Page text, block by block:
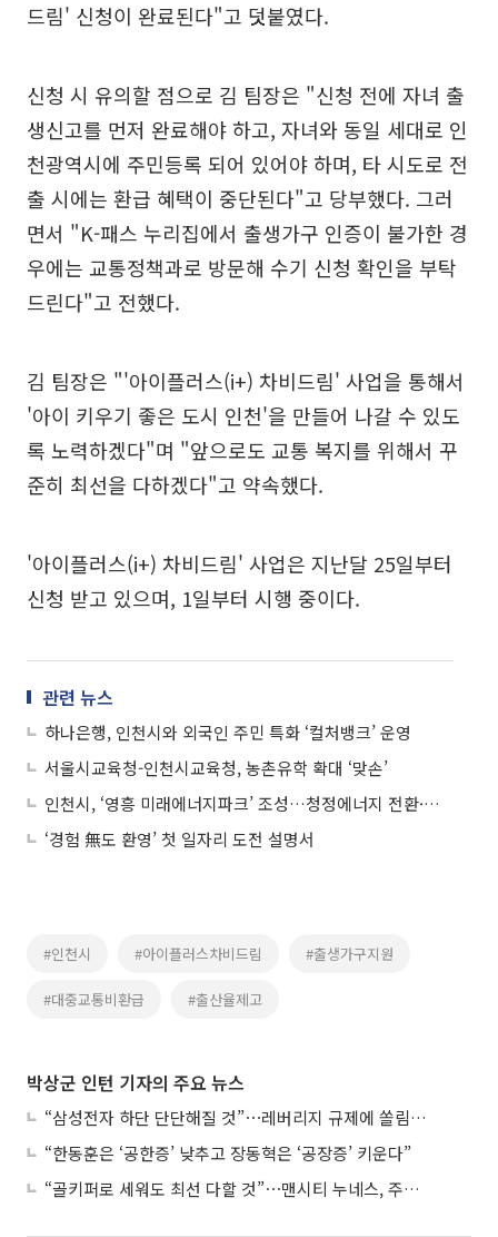
드림' 신청이 완료된다"고 덧붙였다.
신청 시 유의할 점으로 김 팀장은 "신청 전에 자녀 출
생신고를 먼저 완료해야 하고, 자녀와 동일 세대로 인
천광역시에 주민등록 되어 있어야 하며, 타 시도로 전
출 시에는 환급 혜택이 중단된다"고 당부했다. 그러
면서 "K-패스 누리집에서 출생가구 인증이 불가한 경
우에는 교통정책과로 방문해 수기 신청 확인을 부탁
드린다"고 전했다.
김 팀장은 "'아이플러스(i+) 차비드림' 사업을 통해서
'아이 키우기 좋은 도시 인천'을 만들어 나갈 수 있도
록 노력하겠다"며 "앞으로도 교통 복지를 위해서 꾸
준히 최선을 다하겠다"고 약속했다.
'아이플러스(i+) 차비드림' 사업은 지난달 25일부터
신청 받고 있으며, 1일부터 시행 중이다.
관련 뉴스
하나은행, 인천시와 외국인 주민 특화 ‘컬처뱅크’ 운영
서울시교육청-인천시교육청, 농촌유학 확대 ‘맞손’
인천시, ‘영흥 미래에너지파크’ 조성…청정에너지 전환·첨단산업 메카 도약
‘경험 無도 환영’ 첫 일자리 도전 설명서
#인천시 #아이플러스차비드림 #출생가구지원
#대중교통비환급 #출산율제고
박상군 인턴 기자의 주요 뉴스
“삼성전자 하단 단단해질 것”⋯레버리지 규제에 쏠림 완화
“한동훈은 ‘공한증’ 낮추고 장동혁은 ‘공장증’ 키운다”
“골키퍼로 세워도 최선 다할 것”⋯맨시티 누네스, 주전 경쟁 각오